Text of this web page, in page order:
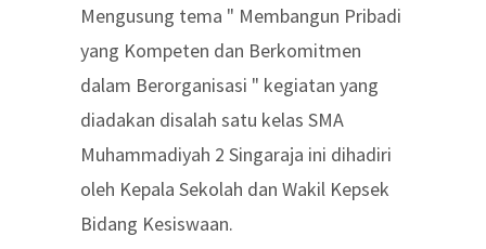
Mengusung tema " Membangun Pribadi
yang Kompeten dan Berkomitmen
dalam Berorganisasi " kegiatan yang
diadakan disalah satu kelas SMA
Muhammadiyah 2 Singaraja ini dihadiri
oleh Kepala Sekolah dan Wakil Kepsek
Bidang Kesiswaan.